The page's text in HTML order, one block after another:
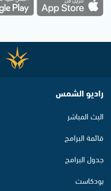
راديو الشمس
البث المباشر
قائمة البرامج
جدول البرامج
بودكاست